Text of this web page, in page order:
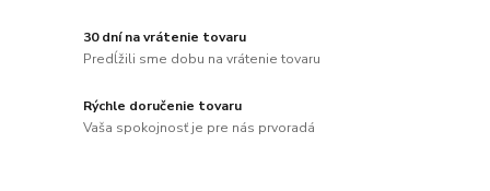
30 dní na vrátenie tovaru
Predĺžili sme dobu na vrátenie tovaru
Rýchle doručenie tovaru
Vaša spokojnosť je pre nás prvoradá